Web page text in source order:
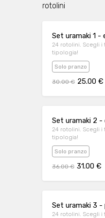
rotolini
Set uramaki 1 -
24 rotolini. Scegli i
tipologia!
Solo pranzo
30.00 € 25.00 €
Set uramaki 2 -
24 rotolini. Scegli i
tipologia!
Solo pranzo
36.00 € 31.00 €
Set uramaki 3 -
24 rotolini. Scegli i